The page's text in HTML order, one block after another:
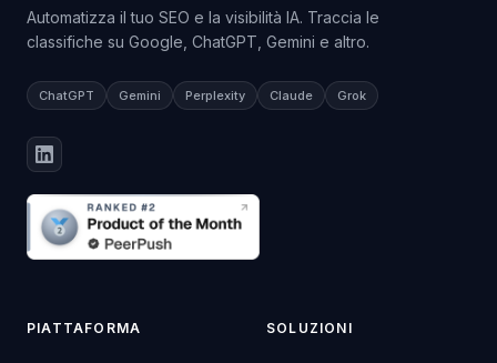
Automatizza il tuo SEO e la visibilità IA. Traccia le
classifiche su Google, ChatGPT, Gemini e altro.
ChatGPT Gemini Perplexity Claude Grok
PIATTAFORMA SOLUZIONI